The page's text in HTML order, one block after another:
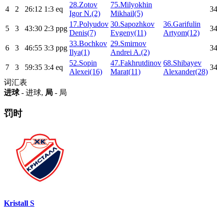
4 2 26:12 1:3 eq
28.Zotov
Igor N.(2)
75.Milyokhin
Mikhail(5)
5 3 43:30 2:3 ppg
17.Polyudov
Denis(7)
30.Sapozhkov
Evgeny(11)
36.Garifulin
Artyom(12)
6 3 46:55 3:3 ppg
33.Bochkov
Ilya(1)
29.Smirnov
Andrei A.(2)
7 3 59:35 3:4 eq
52.Sopin
Alexei(16)
47.Fakhrutdinov
Marat(11)
68.Shibayev
Alexander(28)
词汇表
进球- 进球, 局 - 局
罚时
Kristall S